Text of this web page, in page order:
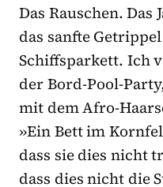
Das Rauschen.
das sanfte
Schiffsparkett. Ich
der Bord-Pool-
mit dem Afro-
»Ein Bett im
dass sie dies nicht
dass dies nicht die